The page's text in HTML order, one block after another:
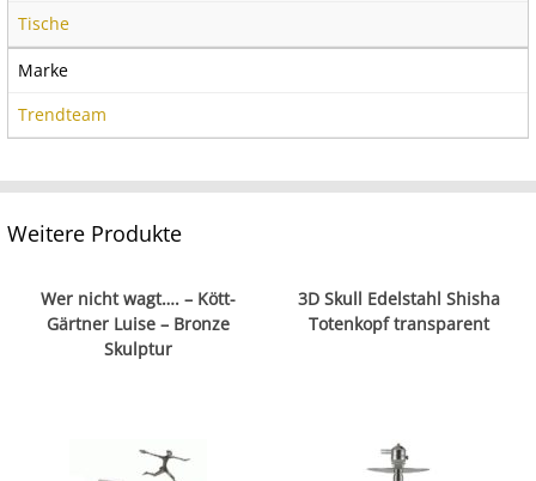
Tische
Marke
Trendteam
Weitere Produkte
Wer nicht wagt…. – Kött-
Gärtner Luise – Bronze
Skulptur
3D Skull Edelstahl Shisha
Totenkopf transparent